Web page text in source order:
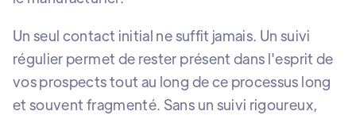
Un seul contact initial ne suffit jamais. Un suivi
régulier permet de rester présent dans l'esprit de
vos prospects tout au long de ce processus long
et souvent fragmenté. Sans un suivi rigoureux,